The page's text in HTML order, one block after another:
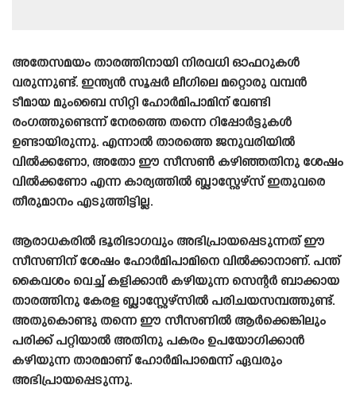
അതേസമയം താരത്തിനായി നിരവധി ഓഫറുകൾ
വരുന്നുണ്ട്. ഇന്ത്യൻ സൂപ്പർ ലീഗിലെ മറ്റൊരു വമ്പൻ
ടീമായ മുംബൈ സിറ്റി ഹോർമിപാമിന് വേണ്ടി
രംഗത്തുണ്ടെന്ന് നേരത്തെ തന്നെ റിപ്പോർട്ടുകൾ
ഉണ്ടായിരുന്നു. എന്നാൽ താരത്തെ ജനുവരിയിൽ
വിൽക്കണോ, അതോ ഈ സീസൺ കഴിഞ്ഞതിനു ശേഷം
വിൽക്കണോ എന്ന കാര്യത്തിൽ ബ്ലാസ്റ്റേഴ്‌സ് ഇതുവരെ
തീരുമാനം എടുത്തിട്ടില്ല.
ആരാധകരിൽ ഭൂരിഭാഗവും അഭിപ്രായപ്പെടുന്നത് ഈ
സീസണിന് ശേഷം ഹോർമിപാമിനെ വിൽക്കാനാണ്. പന്ത്
കൈവശം വെച്ച് കളിക്കാൻ കഴിയുന്ന സെന്റർ ബാക്കായ
താരത്തിനു കേരള ബ്ലാസ്റ്റേഴ്‌സിൽ പരിചയസമ്പത്തുണ്ട്.
അതുകൊണ്ടു തന്നെ ഈ സീസണിൽ ആർക്കെങ്കിലും
പരിക്ക് പറ്റിയാൽ അതിനു പകരം ഉപയോഗിക്കാൻ
കഴിയുന്ന താരമാണ് ഹോർമിപാമെന്ന് ഏവരും
അഭിപ്രായപ്പെടുന്നു.